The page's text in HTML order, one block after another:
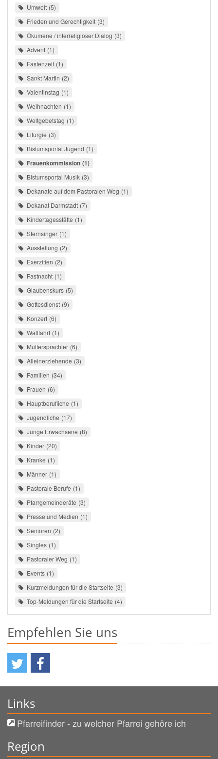
Umwelt 5
Frieden und Gerechtigkeit 3
Ökumene / interreligiöser Dialog 3
Advent 1
Fastenzeit 1
Sankt Martin 2
Valentinstag 1
Weihnachten 1
Weltgebetstag 1
Liturgie 3
Bistumsportal Jugend 1
Frauenkommission 1
Bistumsportal Musik 3
Dekanate auf dem Pastoralen Weg 1
Dekanat Darmstadt 7
Kindertagesstätte 1
Sternsinger 1
Ausstellung 2
Exerzitien 2
Fastnacht 1
Glaubenskurs 5
Gottesdienst 9
Konzert 6
Wallfahrt 1
Muttersprachler 6
Alleinerziehende 3
Familien 34
Frauen 6
Hauptberufliche 1
Jugendliche 17
Junge Erwachsene 8
Kinder 20
Kranke 1
Männer 1
Pastorale Berufe 1
Pfarrgemeinderäte 3
Presse und Medien 1
Senioren 2
Singles 1
Pastoraler Weg 1
Events 1
Kurzmeldungen für die Startseite 3
Top-Meldungen für die Startseite 4
Empfehlen Sie uns
Links
Pfarreifinder - zu welcher Pfarrei gehöre ich
Region